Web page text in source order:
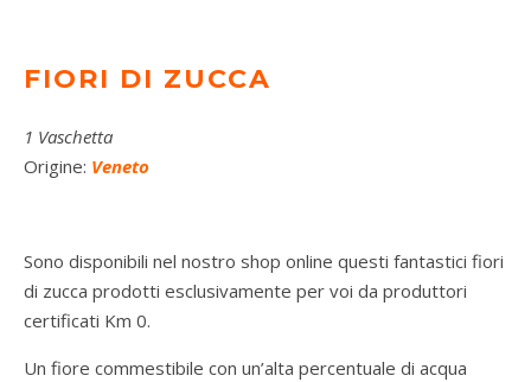
FIORI DI ZUCCA
1 Vaschetta
Origine: Veneto
Sono disponibili nel nostro shop online questi fantastici fiori
di zucca prodotti esclusivamente per voi da produttori
certificati Km 0.
Un fiore commestibile con un’alta percentuale di acqua